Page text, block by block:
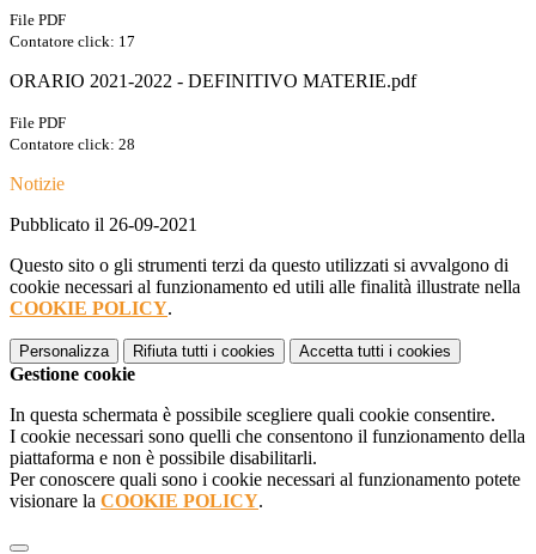
File PDF
Contatore click: 17
ORARIO 2021-2022 - DEFINITIVO MATERIE.pdf
File PDF
Contatore click: 28
Notizie
Pubblicato il 26-09-2021
Questo sito o gli strumenti terzi da questo utilizzati si avvalgono di
cookie necessari al funzionamento ed utili alle finalità illustrate nella
COOKIE POLICY.
Personalizza Rifiuta tutti i cookies Accetta tutti i cookies
Gestione cookie
In questa schermata è possibile scegliere quali cookie consentire.
I cookie necessari sono quelli che consentono il funzionamento della
piattaforma e non è possibile disabilitarli.
Per conoscere quali sono i cookie necessari al funzionamento potete
visionare la COOKIE POLICY.